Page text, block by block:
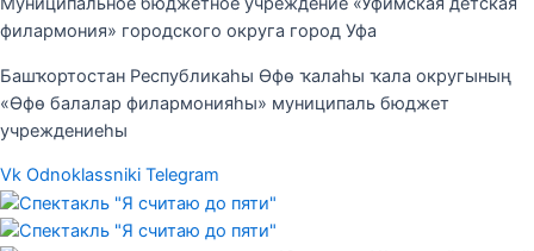
филармония» городского округа город Уфа
Башҡортостан Республикаһы Өфө ҡалаһы ҡала округының
«Өфө балалар филармонияһы» муниципаль бюджет
учреждениеһы
Vk Odnoklassniki Telegram